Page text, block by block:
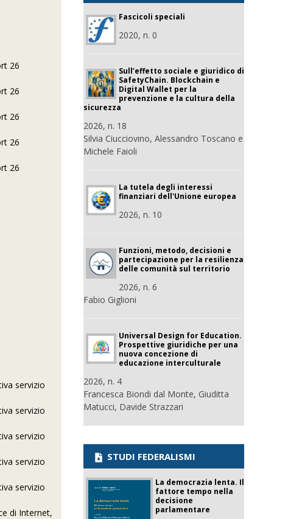
26
26
26
26
26
servizio
servizio
servizio
servizio
servizio
di Internet,
Fascicoli speciali
2020, n. 0
Sull’effetto sociale e giuridico di
SafetyChain. Blockchain e
Digital Wallet per la
prevenzione e la cultura della
sicurezza
2026, n. 18
Silvia Ciucciovino, Alessandro Toscano e
Michele Faioli
La tutela degli interessi
finanziari dell'Unione europea
2026, n. 10
Funzioni, metodo, decisioni e
partecipazione per la resilienza
delle comunità sul territorio
2026, n. 6
Fabio Giglioni
Universal Design for Education.
Prospettive giuridiche per una
nuova concezione di
educazione interculturale
2026, n. 4
Francesca Biondi dal Monte, Giuditta
Matucci, Davide Strazzari
STUDI FEDERALISMI
La democrazia lenta. Il
fattore tempo nella
decisione
parlamentare